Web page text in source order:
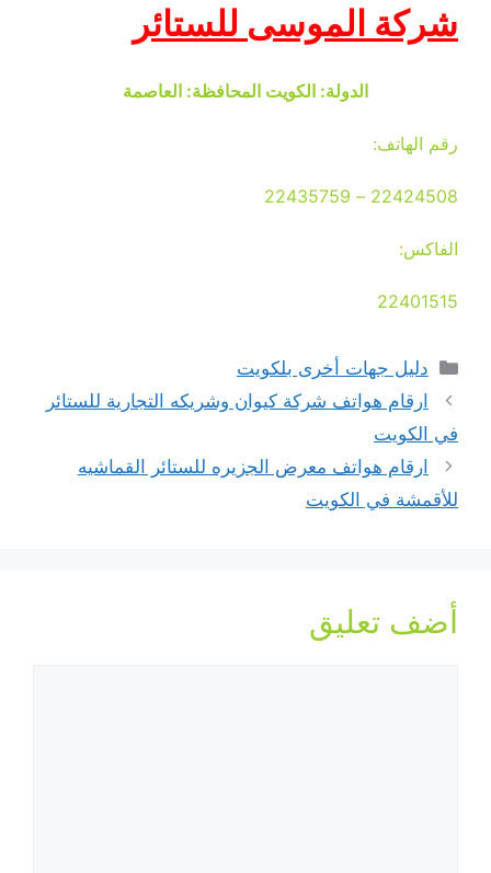
شركة الموسى للستائر
الدولة: الكويت المحافظة: العاصمة
رقم الهاتف:
22424508 – 22435759
الفاكس:
22401515
التصنيفات
دليل جهات أخرى بلكويت
ارقام هواتف شركة كيوان وشريكه التجارية للستائر
في الكويت
ارقام هواتف معرض الجزيره للستائر القماشيه
للأقمشة في الكويت
أضف تعليق